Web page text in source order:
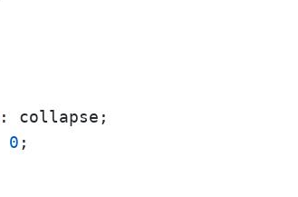
: collapse;
0 ;